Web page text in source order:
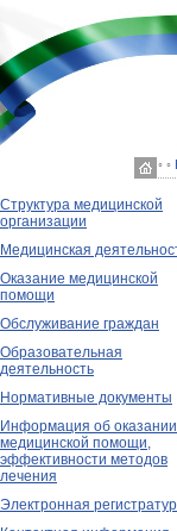
◦ ◦
Структура медицинской
организации
Медицинская
Оказание медицинской
помощи
Обслуживание граждан
Образовательная
деятельность
Нормативные документы
Информация об оказании
медицинской помощи,
эффективности методов
лечения
Электронная